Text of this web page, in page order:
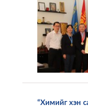
“Химийг хэн